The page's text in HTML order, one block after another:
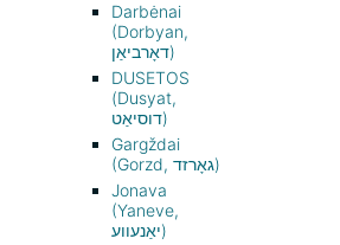
Darbėnai
(Dorbyan,
דאָרביאַן)
DUSETOS
(Dusyat,
דוסיאַט)
Gargždai
(Gorzd, גאָרזד)
Jonava
(Yaneve,
יאַנעווע)